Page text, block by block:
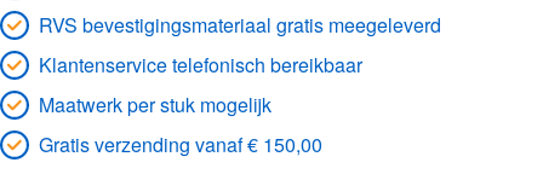
RVS bevestigingsmateriaal gratis meegeleverd
Klantenservice telefonisch bereikbaar
Maatwerk per stuk mogelijk
Gratis verzending vanaf € 150,00